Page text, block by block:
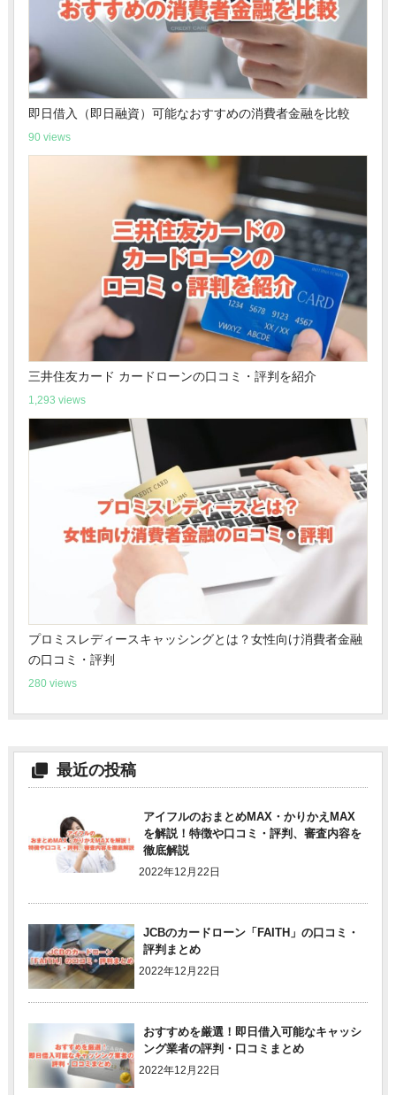
即日借入（即日融資）可能なおすすめの消費者金融を比較
90 views
三井住友カード カードローンの口コミ・評判を紹介
1,293 views
プロミスレディースキャッシングとは？女性向け消費者金融
の口コミ・評判
280 views
最近の投稿
アイフルのおまとめMAX・かりかえMAX
を解説！特徴や口コミ・評判、審査内容を
徹底解説
2022年12月22日
JCBのカードローン「FAITH」の口コミ・
評判まとめ
2022年12月22日
おすすめを厳選！即日借入可能なキャッシ
ング業者の評判・口コミまとめ
2022年12月22日